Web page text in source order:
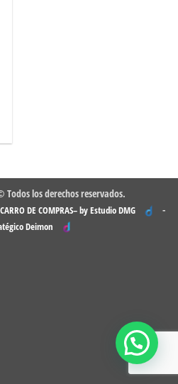
Todos los derechos reservados.
DE COMPRAS– by Estudio DMG -
Deimon